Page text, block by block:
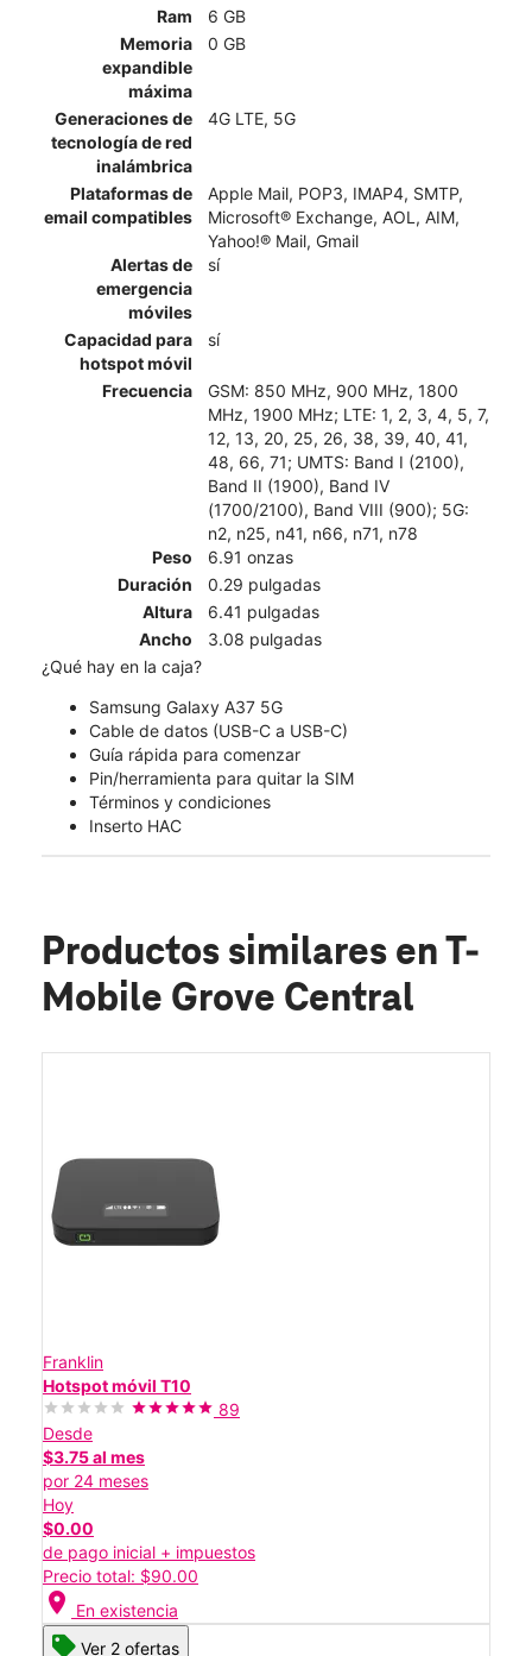
Ram
6 GB
Memoria
expandible
máxima
0 GB
Generaciones de
tecnología de red
inalámbrica
4G LTE, 5G
Plataformas de
email compatibles
Apple Mail, POP3, IMAP4, SMTP,
Microsoft® Exchange, AOL, AIM,
Yahoo!® Mail, Gmail
Alertas de
emergencia
móviles
sí
Capacidad para
hotspot móvil
sí
Frecuencia
GSM: 850 MHz, 900 MHz, 1800
MHz, 1900 MHz; LTE: 1, 2, 3, 4, 5, 7,
12, 13, 20, 25, 26, 38, 39, 40, 41,
48, 66, 71; UMTS: Band I (2100),
Band II (1900), Band IV
(1700/2100), Band VIII (900); 5G:
n2, n25, n41, n66, n71, n78
Peso
6.91 onzas
Duración
0.29 pulgadas
Altura
6.41 pulgadas
Ancho
3.08 pulgadas
¿Qué hay en la caja?
Samsung Galaxy A37 5G
Cable de datos (USB-C a USB-C)
Guía rápida para comenzar
Pin/herramienta para quitar la SIM
Términos y condiciones
Inserto HAC
Productos similares en T-
Mobile Grove Central
Franklin
Hotspot móvil T10
89
Desde
$3.75 al mes
por 24 meses
Hoy
$0.00
de pago inicial + impuestos
Precio total: $90.00
location_on En existencia
Ver 2 ofertas